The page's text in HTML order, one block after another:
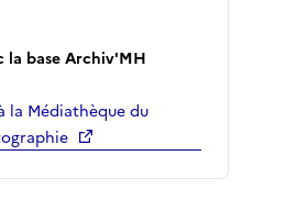
la base Archiv'MH
la Médiathèque du